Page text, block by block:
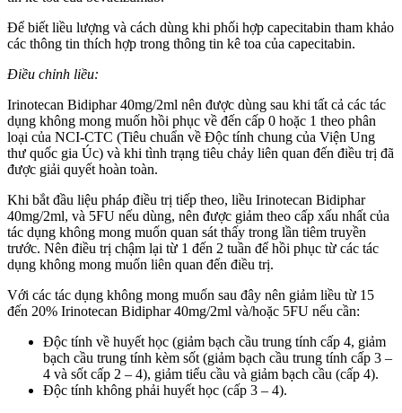
Để biết liều lượng và cách dùng khi phối hợp capecitabin tham khảo
các thông tin thích hợp trong thông tin kê toa của capecitabin.
Điều chỉnh liều:
Irinotecan Bidiphar 40mg/2ml nên được dùng sau khi tất cả các tác
dụng không mong muốn hồi phục về đến cấp 0 hoặc 1 theo phân
loại của NCI-CTC (Tiêu chuẩn về Độc tính chung của Viện Ung
thư quốc gia Úc) và khi tình trạng tiêu chảy liên quan đến điều trị đã
được giải quyết hoàn toàn.
Khi bắt đầu liệu pháp điều trị tiếp theo, liều Irinotecan Bidiphar
40mg/2ml, và 5FU nếu dùng, nên được giảm theo cấp xấu nhất của
tác dụng không mong muốn quan sát thấy trong lần tiêm truyền
trước. Nên điều trị chậm lại từ 1 đến 2 tuần để hồi phục từ các tác
dụng không mong muốn liên quan đến điều trị.
Với các tác dụng không mong muốn sau đây nên giảm liều từ 15
đến 20% Irinotecan Bidiphar 40mg/2ml và/hoặc 5FU nếu cần:
Độc tính về huyết học (giảm bạch cầu trung tính cấp 4, giảm
bạch cầu trung tính kèm sốt (giảm bạch cầu trung tính cấp 3 –
4 và sốt cấp 2 – 4), giảm tiểu cầu và giảm bạch cầu (cấp 4).
Độc tính không phải huyết học (cấp 3 – 4).